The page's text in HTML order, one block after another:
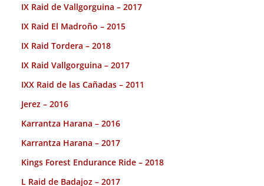
IX Raid de Vallgorguina – 2017
IX Raid El Madroño – 2015
IX Raid Tordera – 2018
IX Raid Vallgorguina – 2017
IXX Raid de las Cañadas – 2011
Jerez – 2016
Karrantza Harana – 2016
Karrantza Harana – 2017
Kings Forest Endurance Ride – 2018
L Raid de Badajoz – 2017